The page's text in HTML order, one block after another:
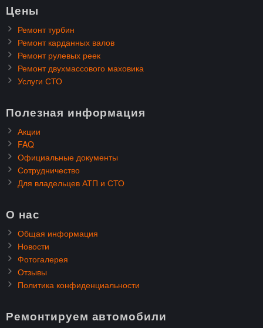
Цены
Ремонт турбин
Ремонт карданных валов
Ремонт рулевых реек
Ремонт двухмассового маховика
Услуги СТО
Полезная информация
Акции
FAQ
Официальные документы
Сотрудничество
Для владельцев АТП и СТО
О нас
Общая информация
Новости
Фотогалерея
Отзывы
Политика конфиденциальности
Ремонтируем автомобили